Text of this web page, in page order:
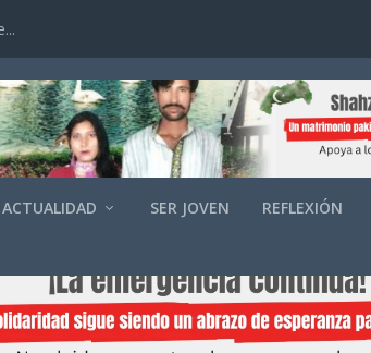
ACTUALIDAD SER JOVEN REFLEXIÓN